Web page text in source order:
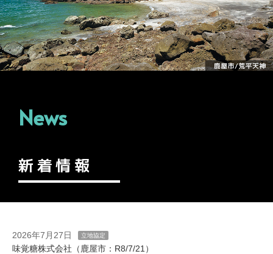
News
新着情報
2026年7月27日 立地協定
味覚糖株式会社（鹿屋市：R8/7/21）